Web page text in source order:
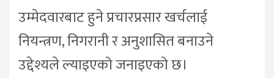
उम्मेदवारबाट हुने प्रचारप्रसार खर्चलाई
नियन्त्रण, निगरानी र अनुशासित बनाउने
उद्देश्यले ल्याइएको जनाइएको छ।